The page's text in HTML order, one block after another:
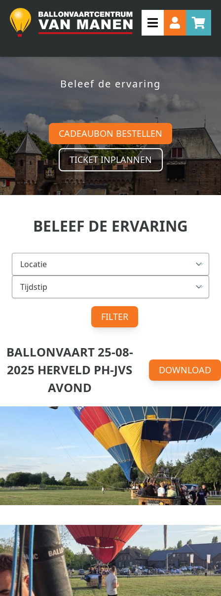
Beleef de ervaring
CADEAUBON BESTELLEN
TICKET INPLANNEN
BELEEF DE ERVARING
FILTER
BALLONVAART 25-08-
2025 HERVELD PH-JVS
AVOND
DOWNLOAD